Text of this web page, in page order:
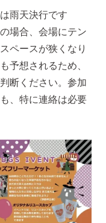
雨天決行です
場合、会場にテン
ペースが狭くなり
予想されるため、
断ください。参加
、特に連絡は必要